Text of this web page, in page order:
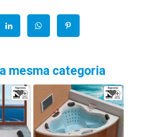
mesma categoria